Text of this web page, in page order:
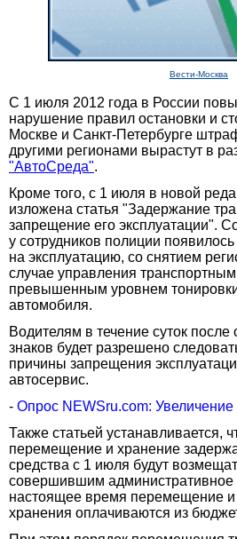
Вести-Москва
С 1 июля 2012 года в России
нарушение правил остановки и
Москве и Санкт-Петербурге
другими регионами вырастут в
"АвтоСреда".
Кроме того, с 1 июля в новой
изложена статья "Задержание
запрещение его эксплуатации".
у сотрудников полиции
на эксплуатацию, со снятием
случае управления
превышенным уровнем
автомобиля.
Водителям в течение суток
знаков будет разрешено
причины запрещения
автосервис.
- Опрос NEWSru.com:
Также статьей устанавливается,
перемещение и хранение
средства с 1 июля будут
совершившим
настоящее время перемещение и
хранения оплачиваются из